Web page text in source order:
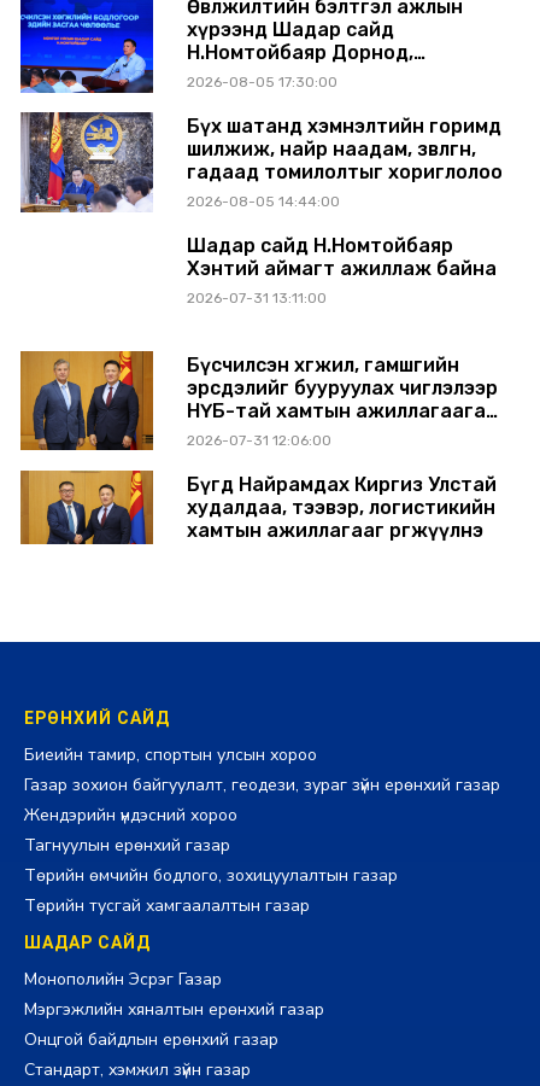
Өвөлжилтийн бэлтгэл ажлын
хүрээнд Шадар сайд
Н.Номтойбаяр Дорнод,
Сүхбаатар аймагт ажиллав
2026-08-05 17:30:00
Бүх шатанд хэмнэлтийн горимд
шилжиж, найр наадам, зөвлөгөөн,
гадаад томилолтыг хориглолоо
2026-08-05 14:44:00
Шадар сайд Н.Номтойбаяр
Хэнтий аймагт ажиллаж байна
2026-07-31 13:11:00
Бүсчилсэн хөгжил, гамшгийн
эрсдэлийг бууруулах чиглэлээр
НҮБ-тай хамтын ажиллагаагаа
өргөжүүлэхээр санал солилцлоо
2026-07-31 12:06:00
Бүгд Найрамдах Киргиз Улстай
худалдаа, тээвэр, логистикийн
хамтын ажиллагааг өргөжүүлнэ
ЕРӨНХИЙ САЙД
Биеийн тамир, спортын улсын хороо
Газар зохион байгуулалт, геодези, зураг зүйн ерөнхий газар
Жендэрийн үндэсний хороо
Тагнуулын ерөнхий газар
Төрийн өмчийн бодлого, зохицуулалтын газар
Төрийн тусгай хамгаалалтын газар
ШАДАР САЙД
Монополийн Эсрэг Газар
Мэргэжлийн хяналтын ерөнхий газар
Онцгой байдлын ерөнхий газар
Стандарт, хэмжил зүйн газар